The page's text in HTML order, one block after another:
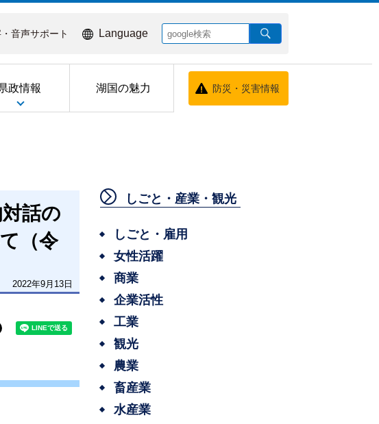
音声サポート Language
政情報 湖国の魅力 防災・災害情報
話の
（令
2022年9月13日
しごと・産業・観光
しごと・雇用
女性活躍
商業
企業活性
工業
観光
農業
畜産業
水産業